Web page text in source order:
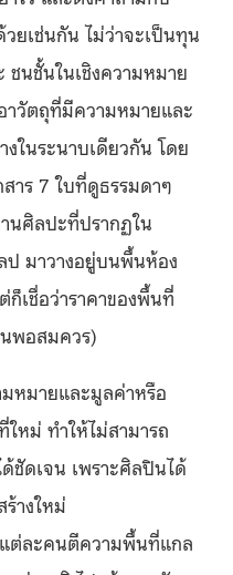
ยเช่นกัน ไม่ว่าจะเป็นทุน
นชั้นในเชิงความหมาย
าวัตถุที่มีความหมายและ
ในระนาบเดียวกัน โดย
าร 7 ใบที่ดูธรรมดาๆ
นศิลปะที่ปรากฏใน
มาวางอยู่บนพื้นห้อง
เชื่อว่าราคาของพื้นที่
พอสมควร)
หมายและมูลค่าหรือ
หม่ ทำให้ไม่สามารถ
ชัดเจน เพราะศิลปินได้
างใหม่
ต่ละคนตีความพื้นที่แกล